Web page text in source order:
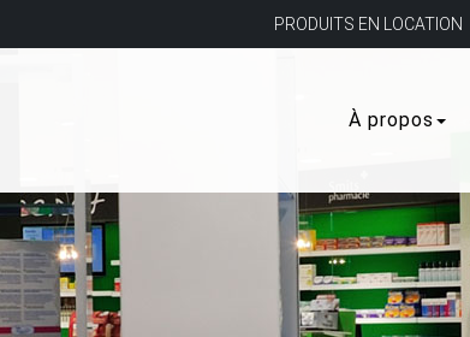
PRODUITS EN LOCATION
À propos